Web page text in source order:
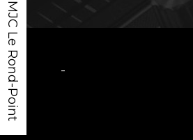
-
MJC Le Rond-Point